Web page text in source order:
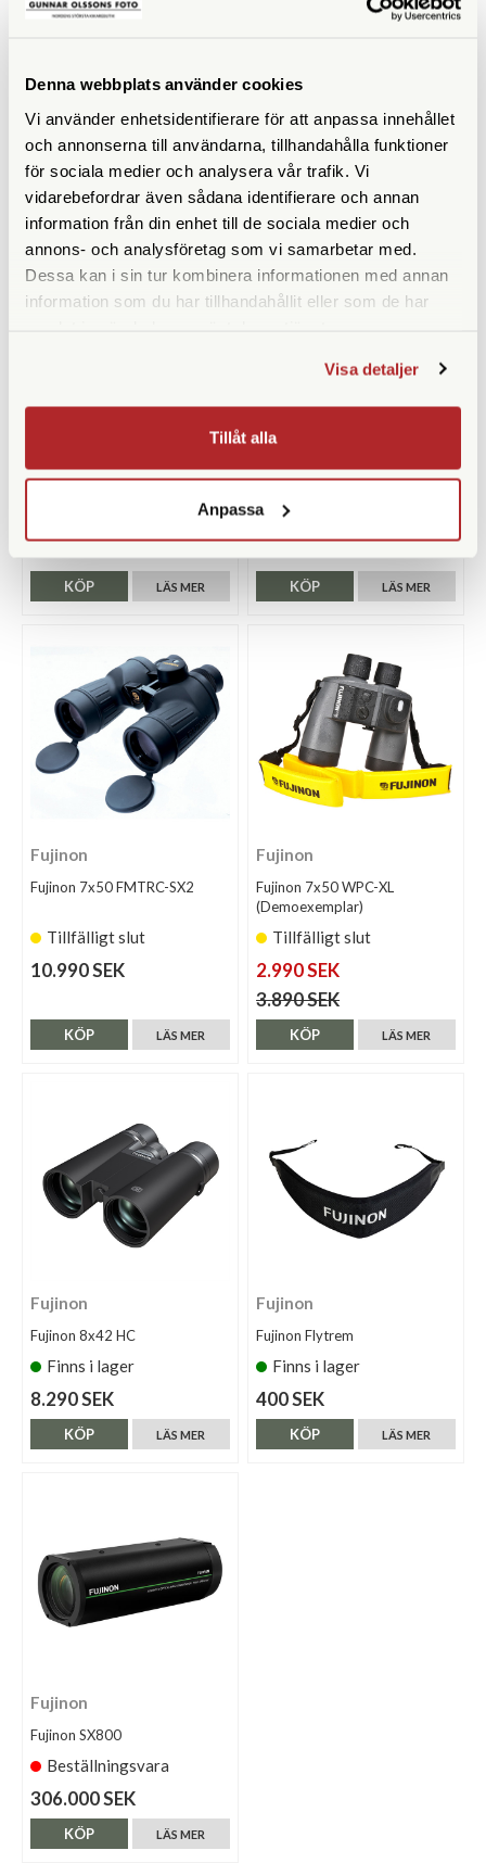
Denna webbplats använder cookies
Vi använder enhetsidentifierare för att anpassa innehållet
och annonserna till användarna, tillhandahålla funktioner
för sociala medier och analysera vår trafik. Vi
vidarebefordrar även sådana identifierare och annan
information från din enhet till de sociala medier och
annons- och analysföretag som vi samarbetar med.
Dessa kan i sin tur kombinera informationen med annan
information som du har tillhandahållit eller som de har
Visa detaljer
Tillåt alla
Anpassa
Finns i lager
13.990 SEK
LÄS MER
KÖP
14.990 SEK
KÖP
Fujinon 25x150 MT-SX Inkl.
LÄS MER
KÖP
Fujinon
Fujinon 7x50 FMTR-SX2
Tillfälligt slut
LÄS MER
KÖP
Fujinon
Fujinon 7x50 FMTRC-SX2
Tillfälligt slut
10.990 SEK
LÄS MER
KÖP
Fujinon
Fujinon 7x50 WPC-XL
(Demoexemplar)
Tillfälligt slut
2.990 SEK
3.890 SEK
LÄS MER
KÖP
Fujinon
Fujinon 8x42 HC
Finns i lager
8.290 SEK
LÄS MER
KÖP
Fujinon
Fujinon Flytrem
Finns i lager
400 SEK
LÄS MER
KÖP
Fujinon
Fujinon SX800
Beställningsvara
306.000 SEK
LÄS MER
KÖP